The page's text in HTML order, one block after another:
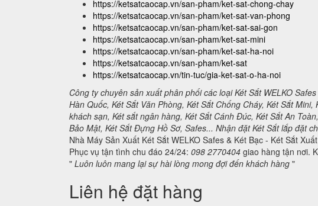
https://ketsatcaocap.vn/san-pham/ket-sat-chong-chay
https://ketsatcaocap.vn/san-pham/ket-sat-van-phong
https://ketsatcaocap.vn/san-pham/ket-sat-sai-gon
https://ketsatcaocap.vn/san-pham/ket-sat-mini
https://ketsatcaocap.vn/san-pham/ket-sat-ha-noi
https://ketsatcaocap.vn/san-pham/ket-sat
https://ketsatcaocap.vn/tin-tuc/gia-ket-sat-o-ha-noi
Công ty chuyên sản xuất phân phối các loại Két Sắt WELKO
Hàn Quốc, Két Sắt Văn Phòng, Két Sắt Chống Cháy, Két Sắt
khách sạn, Két sắt ngân hàng, Két Sắt Cánh Đúc, Két Sắt An
Bảo Mật, Két Sắt Đựng Hồ Sơ, Safes... Nhận đặt Két Sắt lắp đặt
Nhà Máy Sản Xuất Két Sắt WELKO Safes & Két Bạc - Két Sắt
Phục vụ tận tình chu đáo 24/24: 098 2770404 giao hàng tận nơi.
" Luôn luôn mang lại sự hài lòng mong đợi đến khách hàng "
Liên hệ đặt hàng